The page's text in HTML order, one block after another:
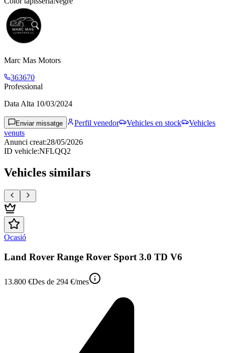
Marc Mas Motors
363670
Professional
Data Alta 10/03/2024
Enviar missatge Perfil venedor Vehicles en stock
Vehicles
venuts
Anunci creat:28/05/2026
ID vehicle:NFLQQ2
Vehicles similars
Ocasió
Land Rover Range Rover Sport 3.0 TD V6
13.800 €Des de 294 €/mes